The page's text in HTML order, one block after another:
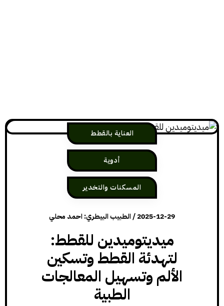
العناية بالقطط
أدوية
المسكنات والتخدير
2025-12-29
/الطبيب البيطري: احمد محلي
ميديتوميدين للقطط:
لتهدئة القطط وتسكين
الألم وتسهيل المعالجات
الطبية